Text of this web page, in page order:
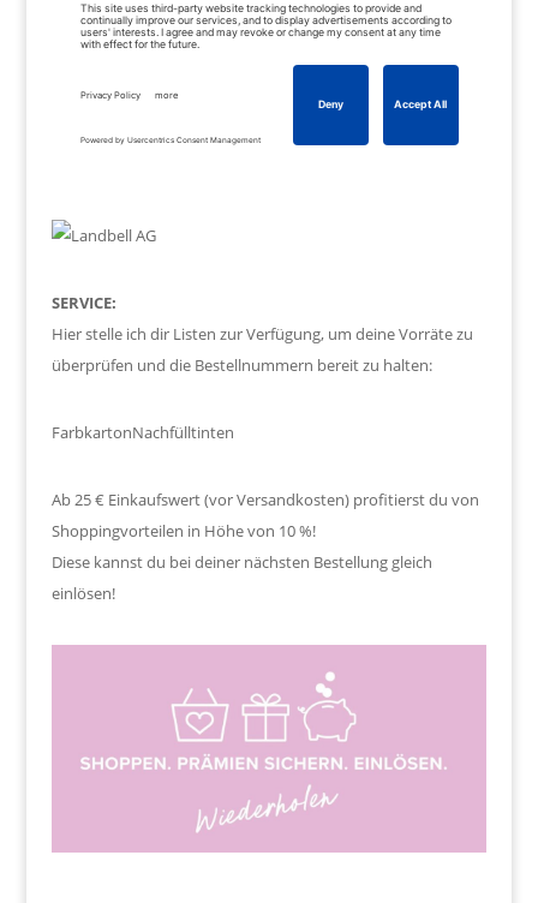
SERVICE:
Hier stelle ich dir Listen zur Verfügung, um deine Vorräte zu
überprüfen und die Bestellnummern bereit zu halten:
FarbkartonNachfülltinten
Ab 25 € Einkaufswert (vor Versandkosten) profitierst du von
Shoppingvorteilen in Höhe von 10 %!
Diese kannst du bei deiner nächsten Bestellung gleich
einlösen!